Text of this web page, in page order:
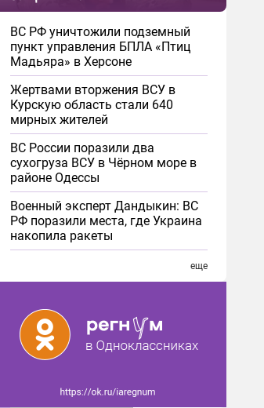
ВС РФ уничтожили подземный
пункт управления БПЛА «Птиц
Мадьяра» в Херсоне
Жертвами вторжения ВСУ в
Курскую область стали 640
мирных жителей
ВС России поразили два
сухогруза ВСУ в Чёрном море в
районе Одессы
Военный эксперт Дандыкин: ВС
РФ поразили места, где Украина
накопила ракеты
еще